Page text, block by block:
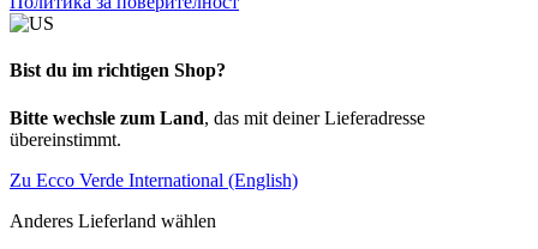
Bist du im richtigen Shop?
Bitte wechsle zum Land, das mit deiner Lieferadresse
übereinstimmt.
Zu Ecco Verde International (English)
Anderes Lieferland wählen